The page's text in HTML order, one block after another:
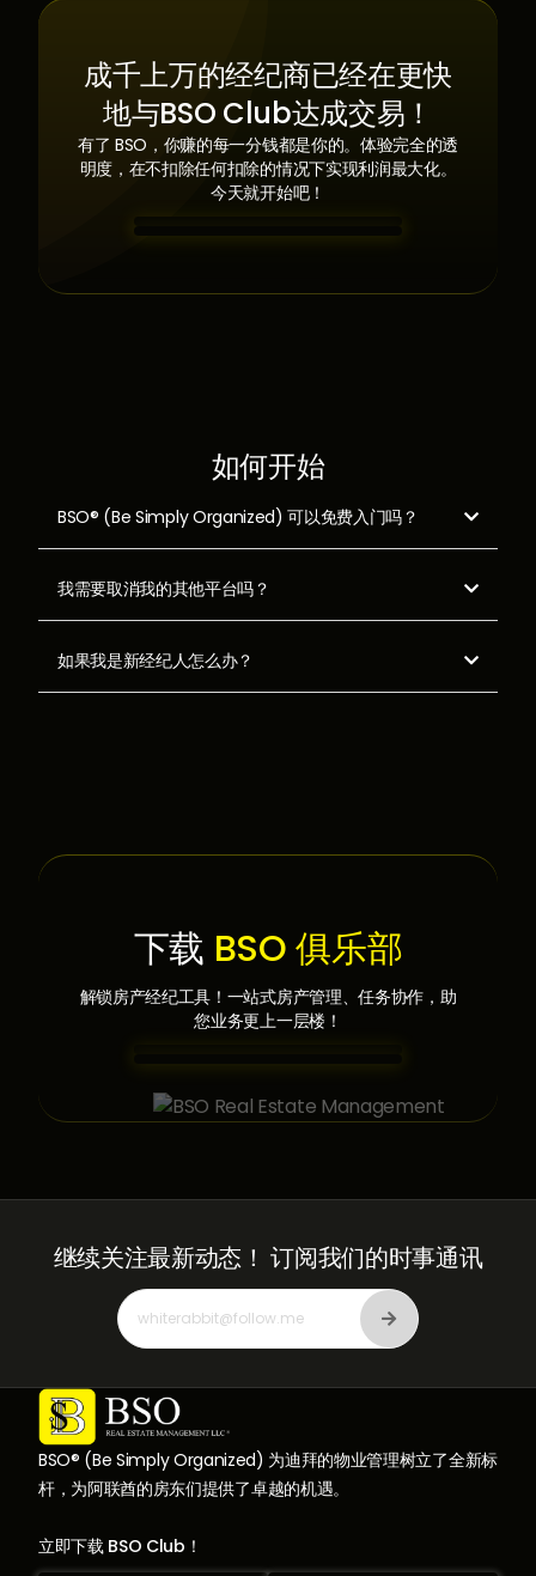
成千上万的经纪商已经在更快
地与BSO Club达成交易！
有了 BSO，你赚的每一分钱都是你的。体验完全的透
明度，在不扣除任何扣除的情况下实现利润最大化。
今天就开始吧！
如何开始
BSO® (Be Simply Organized) 可以免费入门吗？ 
我需要取消我的其他平台吗？ 
如果我是新经纪人怎么办？ 
下载 BSO 俱乐部
解锁房产经纪工具！一站式房产管理、任务协作，助
您业务更上一层楼！
BSO® (Be Simply Organized) 为迪拜的物业管理树立了全新标
杆，为阿联酋的房东们提供了卓越的机遇。
立即下载 BSO Club！
继续关注最新动态！ 订阅我们的时事通讯